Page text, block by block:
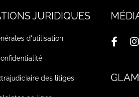
JURIDIQUES
d'utilisation
des litiges